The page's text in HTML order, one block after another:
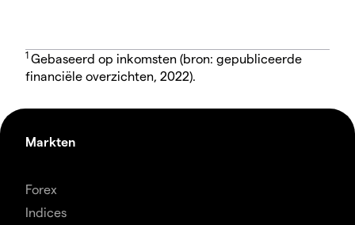
1 Gebaseerd op inkomsten (bron: gepubliceerde
financiële overzichten, 2022).
Markten
Forex
Indices